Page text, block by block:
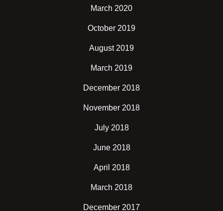
March 2020
October 2019
August 2019
March 2019
December 2018
November 2018
July 2018
June 2018
April 2018
March 2018
December 2017